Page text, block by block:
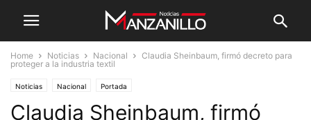
Home Noticias Nacional
Claudia Sheinbaum, firmó decreto para
proteger a la industria textil
Noticias Nacional Portada
Claudia Sheinbaum, firmó